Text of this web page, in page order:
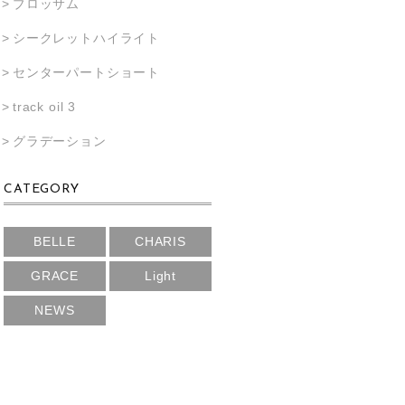
ブロッサム
シークレットハイライト
センターパートショート
track oil 3
グラデーション
CATEGORY
BELLE CHARIS
GRACE Light
NEWS